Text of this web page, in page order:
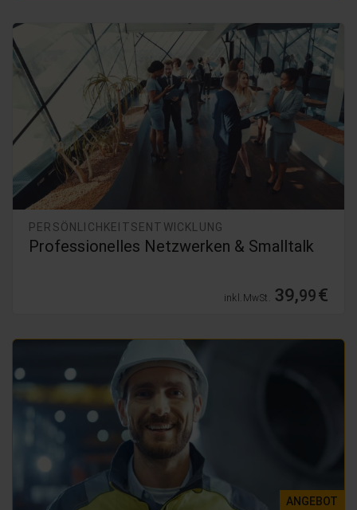
PERSÖNLICHKEITSENTWICKLUNG
Professionelles Netzwerken & Smalltalk
inkl. MwSt. 39,99€
ANGEBOT